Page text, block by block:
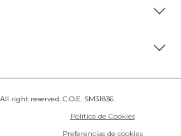
right reserved. C.O.E. SM31836
Política de Cookies
Preferencias de cookies